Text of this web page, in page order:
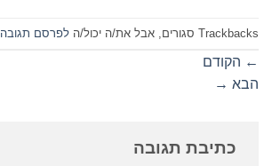
Trackbacks סגורים, אבל את/ה יכול/ה לפרסם תגובה
← הקודם
הבא →
כתיבת תגובה